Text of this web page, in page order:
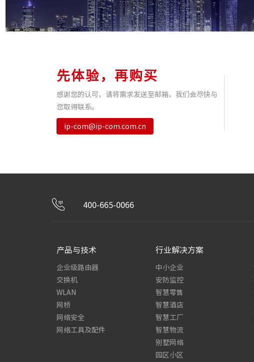
先体验，再购买
感谢您的认可，请将需求发送至邮箱，我们会尽快与
您取得联系。
ip-com@ip-com.com.cn
400-665-0066
产品与技术
企业级路由器
交换机
WLAN
网桥
网络安全
网络工具及配件
行业解决方案
中小企业
安防监控
智慧零售
智慧酒店
智慧工厂
智慧物流
别墅网络
园区小区